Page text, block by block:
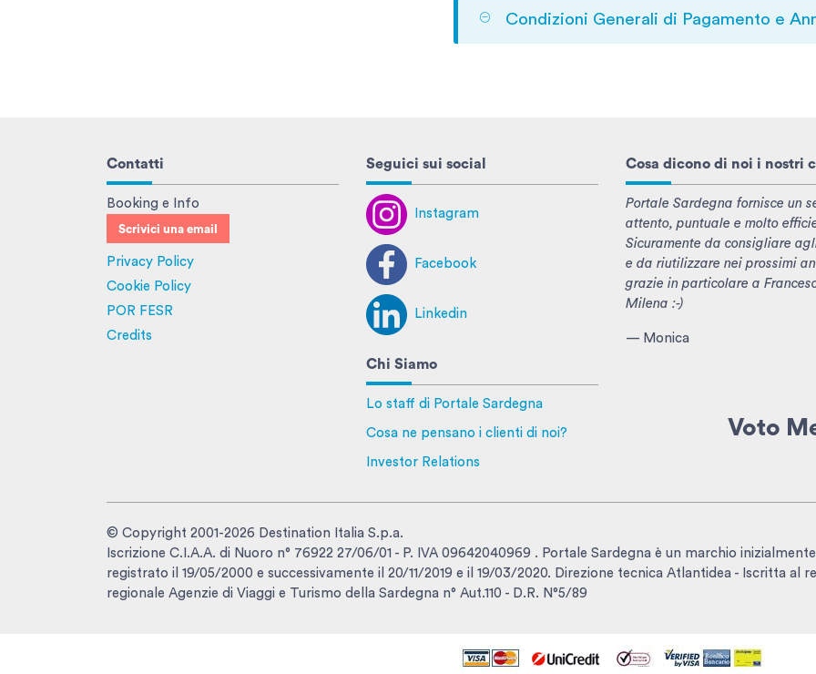
Condizioni Generali di Pagamento e
Contatti
Booking e Info
Scrivici una email
Privacy Policy
Cookie Policy
POR FESR
Credits
Seguici sui social
Instagram
Facebook
Linkedin
Chi Siamo
Lo staff di Portale Sardegna
Cosa ne pensano i clienti di noi?
Investor Relations
Cosa dicono di noi i nostri
Portale Sardegna fornisce un
attento, puntuale e molto
Sicuramente da consigliare
e da riutilizzare nei prossimi
grazie in particolare a
Milena :-)
— Monica
Voto
© Copyright 2001-2026 Destination Italia S.p.a.
Iscrizione C.I.A.A. di Nuoro n° 76922 27/06/01 - P. IVA 09642040969 . Portale Sardegna è un marchio inizialmente
registrato il 19/05/2000 e successivamente il 20/11/2019 e il 19/03/2020. Direzione tecnica Atlantidea - Iscritta al
regionale Agenzie di Viaggi e Turismo della Sardegna n° Aut.110 - D.R. N°5/89